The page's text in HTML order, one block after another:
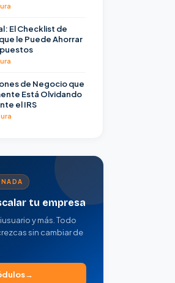
El Checklist de
le Puede Ahorrar
de Negocio que
Está Olvidando
el IRS
tu empresa
y más. Todo
sin cambiar de